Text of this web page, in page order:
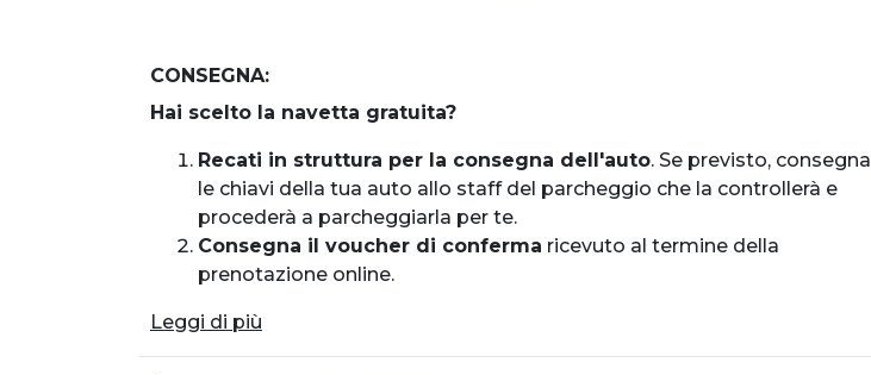
CONSEGNA:
Hai scelto la navetta gratuita?
Recati in struttura per la consegna dell'auto. Se previsto, consegna
le chiavi della tua auto allo staff del parcheggio che la controllerà e
procederà a parcheggiarla per te.
Consegna il voucher di conferma ricevuto al termine della
prenotazione online.
Leggi di più